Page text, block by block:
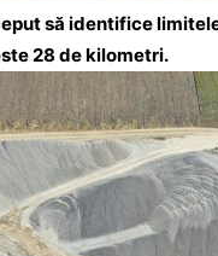
să identifice
28 de kilometri.